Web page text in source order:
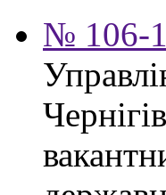
№ 106-